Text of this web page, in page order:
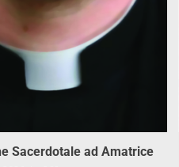
Sacerdotale ad Amatrice